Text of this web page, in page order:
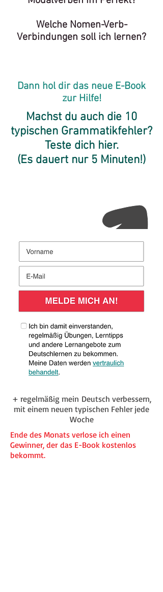
Welche Nomen-Verb-
Verbindungen soll ich lernen?
Dann hol dir das neue E-Book
zur Hilfe!
Machst du auch die 10
typischen Grammatikfehler?
Teste dich hier.
(Es dauert nur 5 Minuten!)
+ regelmäßig mein Deutsch verbessern,
mit einem neuen typischen Fehler jede
Woche
Ende des Monats verlose ich einen
Gewinner, der das E-Book kostenlos
bekommt.